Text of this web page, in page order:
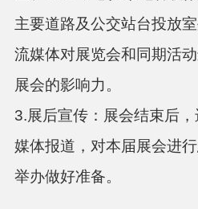
主要道路及公交站台投放
流媒体对展览会和同期活
展会的影响力。
3.展后宣传：展会结束后
媒体报道，对本届展会进
举办做好准备。